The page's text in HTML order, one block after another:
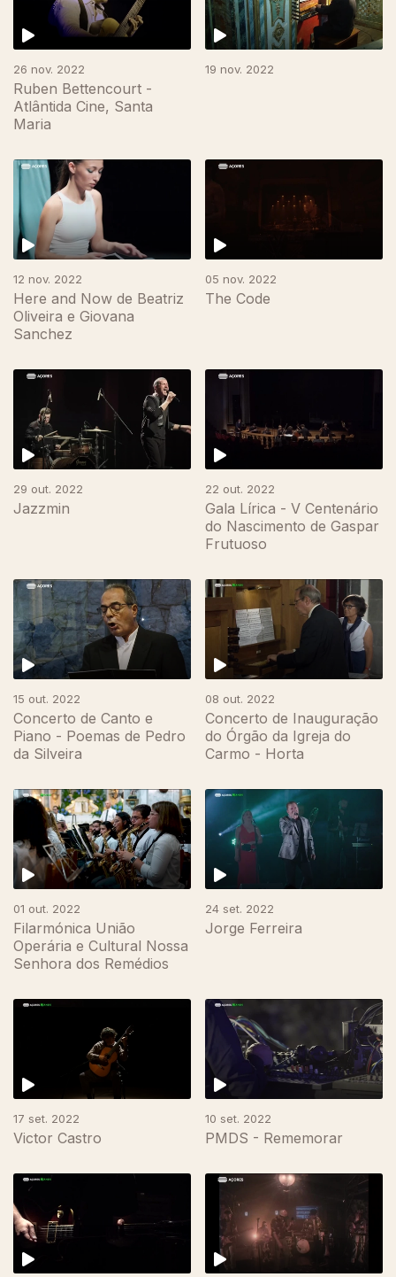
26 nov. 2022
Ruben Bettencourt -
Atlântida Cine, Santa
Maria
19 nov. 2022
12 nov. 2022
Here and Now de Beatriz
Oliveira e Giovana
Sanchez
05 nov. 2022
The Code
29 out. 2022
Jazzmin
22 out. 2022
Gala Lírica - V Centenário
do Nascimento de Gaspar
Frutuoso
15 out. 2022
Concerto de Canto e
Piano - Poemas de Pedro
da Silveira
08 out. 2022
Concerto de Inauguração
do Órgão da Igreja do
Carmo - Horta
647266
01 out. 2022
Filarmónica União
Operária e Cultural Nossa
Senhora dos Remédios
24 set. 2022
Jorge Ferreira
17 set. 2022
Victor Castro
10 set. 2022
PMDS - Rememorar